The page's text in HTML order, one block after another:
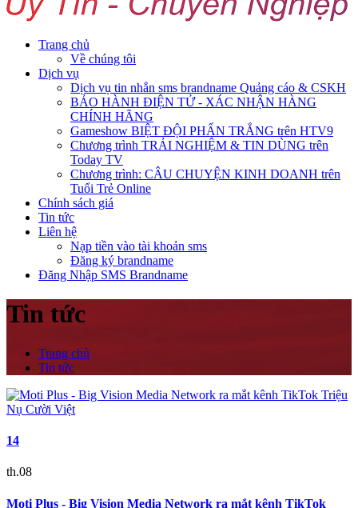
Trang chủ
Về chúng tôi
Dịch vụ
Dịch vụ tin nhắn sms brandname Quảng cáo & CSKH
BẢO HÀNH ĐIỆN TỬ - XÁC NHẬN HÀNG
CHÍNH HÃNG
Gameshow BIỆT ĐỘI PHẤN TRẮNG trên HTV9
Chương trình TRẢI NGHIỆM & TIN DÙNG trên
Today TV
Chương trình: CÂU CHUYỆN KINH DOANH trên
Tuổi Trẻ Online
Chính sách giá
Tin tức
Liên hệ
Nạp tiền vào tài khoản sms
Đăng ký brandname
Đăng Nhập SMS Brandname
Tin tức
Trang chủ
Tin tức
14
th.08
Moti Plus - Big Vision Media Network ra mắt kênh TikTok